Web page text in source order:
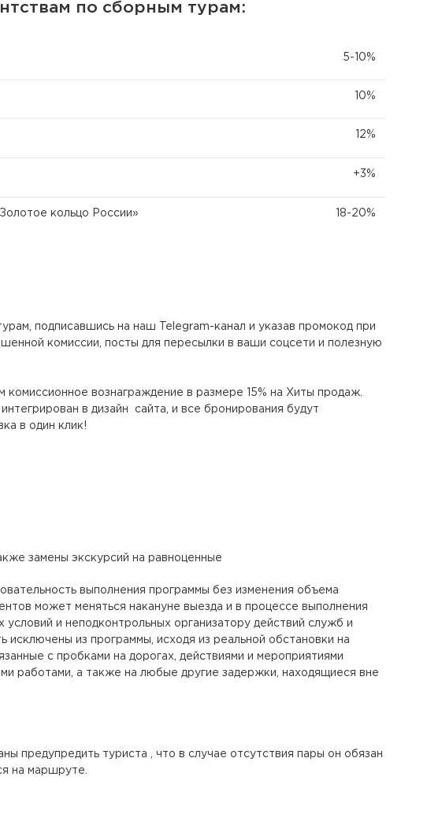
по сборным турам:
5-10%
10%
12%
+3%
кольцо России» 18-20%
подписавшись на наш Telegram-канал и указав промокод при
комиссии, посты для пересылки в ваши соцсети и полезную
вознаграждение в размере 15% на Хиты продаж.
в дизайн сайта, и все бронирования будут
в один клик!
замены экскурсий на равноценные
выполнения программы без изменения объема
может меняться накануне выезда и в процессе выполнения
и неподконтрольных организатору действий служб и
исключены из программы, исходя из реальной обстановки на
с пробками на дорогах, действиями и мероприятиями
работами, а также на любые другие задержки, находящиеся вне
предупредить туриста , что в случае отсутствия пары он обязан
на маршруте.